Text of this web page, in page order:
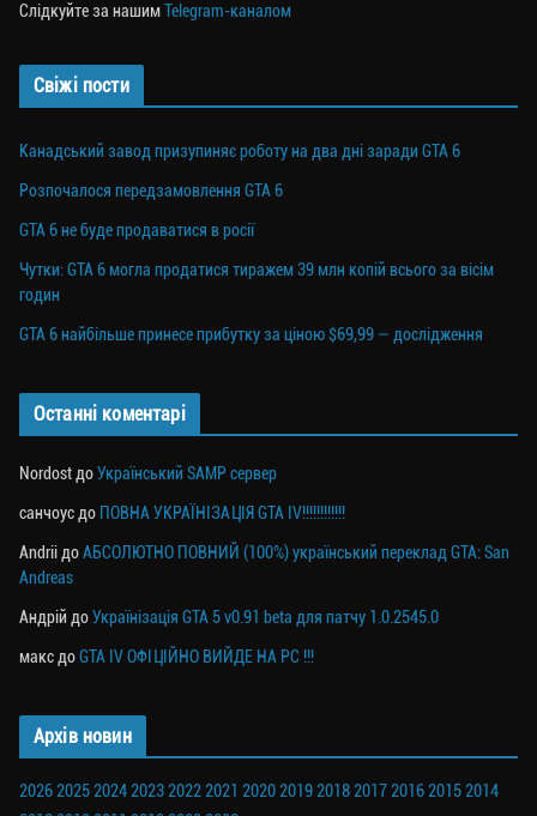
Слідкуйте за нашимTelegram-каналом
Свіжі пости
Канадський завод призупиняє роботу на два дні заради GTA 6
Розпочалося передзамовлення GTA 6
GTA 6 не буде продаватися в росії
Чутки: GTA 6 могла продатися тиражем 39 млн копій всього за вісім
годин
GTA 6 найбільше принесе прибутку за ціною $69,99 — дослідження
Останні коментарі
NordostдоУкраїнський SAMP сервер
санчоусдо ПОВНА УКРАЇНІЗАЦІЯ GTA IV!!!!!!!!!!!!
AndriiдоАБСОЛЮТНО ПОВНИЙ (100%) український переклад GTA: San
Andreas
Андрій доУкраїнізація GTA 5 v0.91 beta для патчу 1.0.2545.0
максдоGTA IV ОФІЦІЙНО ВИЙДЕ НА PC !!!
Архів новин
202620252024202320222021 2020201920182017201620152014